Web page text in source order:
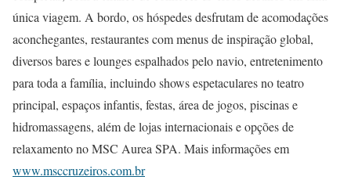
única viagem. A bordo, os hóspedes desfrutam de acomodações
aconchegantes, restaurantes com menus de inspiração global,
diversos bares e lounges espalhados pelo navio, entretenimento
para toda a família, incluindo shows espetaculares no teatro
principal, espaços infantis, festas, área de jogos, piscinas e
hidromassagens, além de lojas internacionais e opções de
relaxamento no MSC Aurea SPA. Mais informações em
www.msccruzeiros.com.br